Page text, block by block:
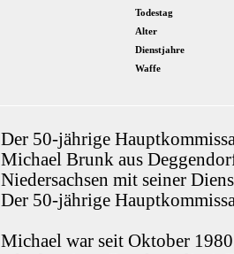
Todestag
Alter
Dienstjahre
Waffe
Der 50-jährige
Michael Brunk aus
Niedersachsen mit seiner
Der 50-jährige
Michael war seit Oktober